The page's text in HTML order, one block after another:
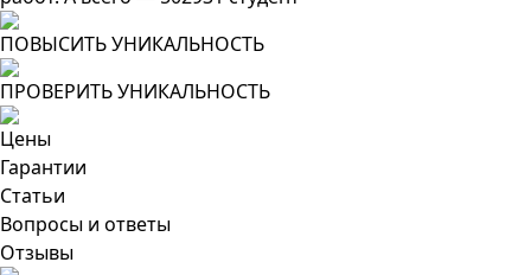
ПОВЫСИТЬ УНИКАЛЬНОСТЬ
ПРОВЕРИТЬ УНИКАЛЬНОСТЬ
Цены
Гарантии
Статьи
Вопросы и ответы
Отзывы